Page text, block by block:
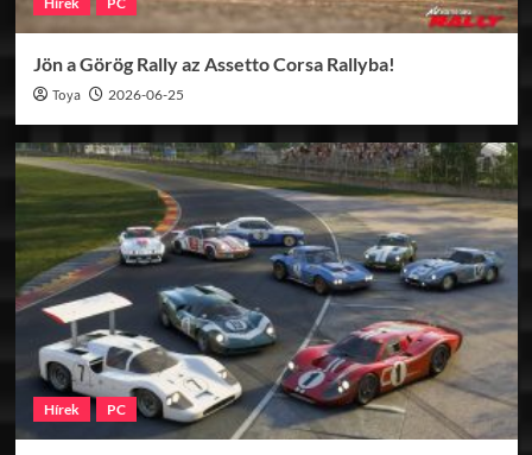
Jön a Görög Rally az Assetto Corsa Rallyba!
Toya 2026-06-25
Hírek PC